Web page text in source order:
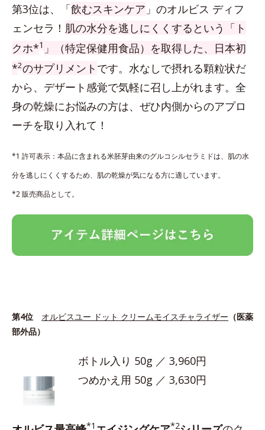
第3位は、「飲むスキンケア 」のオルビス ディフ
ェンセラ！ 肌の水分を逃しにくくするという「ト
クホ*1 」（特定保健用食品）を取得した、日本初
*2のサプリメント です。水なしで摂れる顆粒状だ
から、デザート感覚で気軽に召し上がれます。全
身の乾燥にお悩みの方は、ぜひ内側からのアプロ
ーチを取り入れて！
*1 許可表示：本品に含まれる米胚芽由来のグルコシルセラミドは、肌の水
分を逃しにくくするため、肌の乾燥が気になる方に適しています。
*2 販売商品として。
第4位 オルビスユー ドット クリームモイスチャライザー （医薬
部外品）
ボトル入り 50g ／ 3,960円
つめかえ用 50g ／ 3,630円
*1 *2